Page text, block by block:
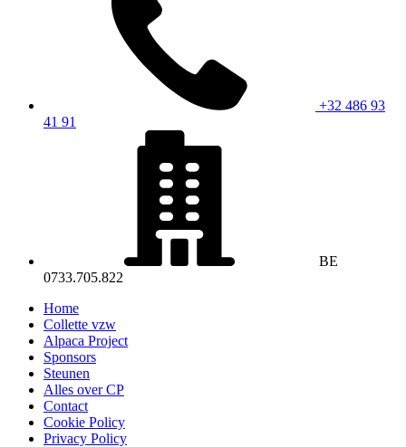
+32 486 93
41 91
BE
0733.705.822
Home
Collette vzw
Alpaca Project
Sponsors
Steunen
Alles over CP
Contact
Cookie Policy
Privacy Policy